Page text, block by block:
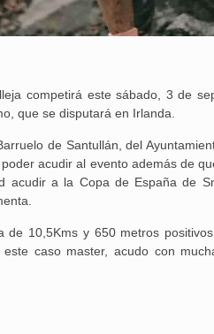
competirá este sábado, 3 de
que se disputará en Irlanda.
de Santullán, del
acudir al evento además de
acudir a la Copa de España de
de 10,5Kms y 650 metros
caso master, acudo con